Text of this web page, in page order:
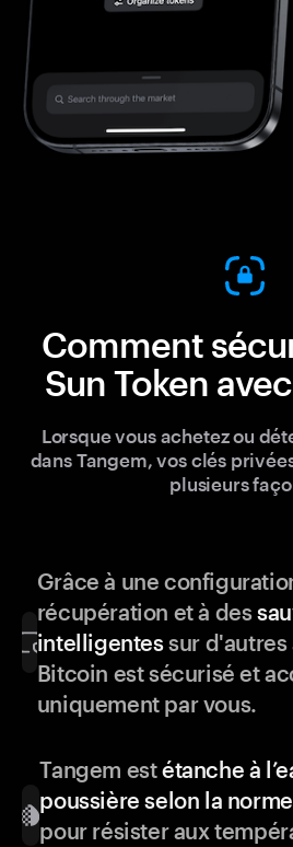
Comment
Sun Token
Lorsque vous achetez ou
dans Tangem, vos clés
plusieurs
Grâce à une
récupération et à des
intelligentessur d'autres
Bitcoin est sécurisé et
uniquement par vous.
Tangem estétanche à
poussière selon la
pour résister aux